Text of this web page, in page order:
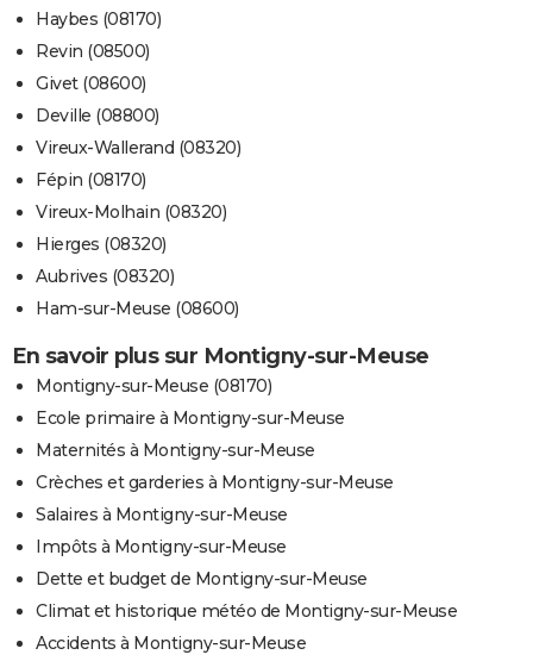
Haybes (08170)
Revin (08500)
Givet (08600)
Deville (08800)
Vireux-Wallerand (08320)
Fépin (08170)
Vireux-Molhain (08320)
Hierges (08320)
Aubrives (08320)
Ham-sur-Meuse (08600)
En savoir plus sur Montigny-sur-Meuse
Montigny-sur-Meuse (08170)
Ecole primaire à Montigny-sur-Meuse
Maternités à Montigny-sur-Meuse
Crèches et garderies à Montigny-sur-Meuse
Salaires à Montigny-sur-Meuse
Impôts à Montigny-sur-Meuse
Dette et budget de Montigny-sur-Meuse
Climat et historique météo de Montigny-sur-Meuse
Accidents à Montigny-sur-Meuse